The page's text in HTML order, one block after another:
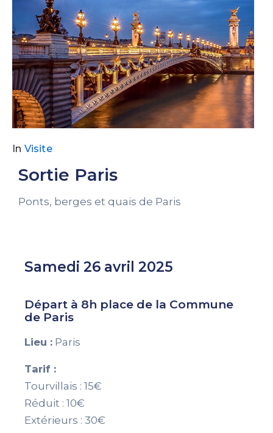
In Visite
Sortie Paris
Ponts, berges et quais de Paris
Samedi 26 avril 2025
Départ à 8h place de la Commune
de Paris
Lieu : Paris
Tarif :
Tourvillais : 15€
Réduit : 10€
Extérieurs : 30€